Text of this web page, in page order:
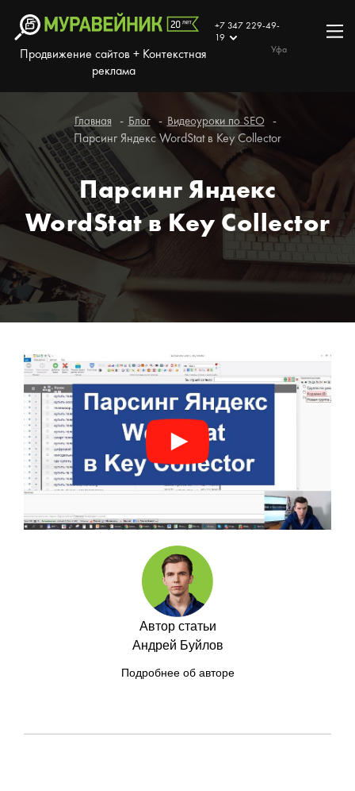
Продвижение сайтов + Контекстная
реклама
+7 347 229-49-
19
Уфа
Главная Блог Видеоуроки по SEO
Парсинг Яндекс WordStat в Key Collector
Парсинг Яндекс
WordStat в Key Collector
Автор статьи
Андрей Буйлов
Подробнее об авторе